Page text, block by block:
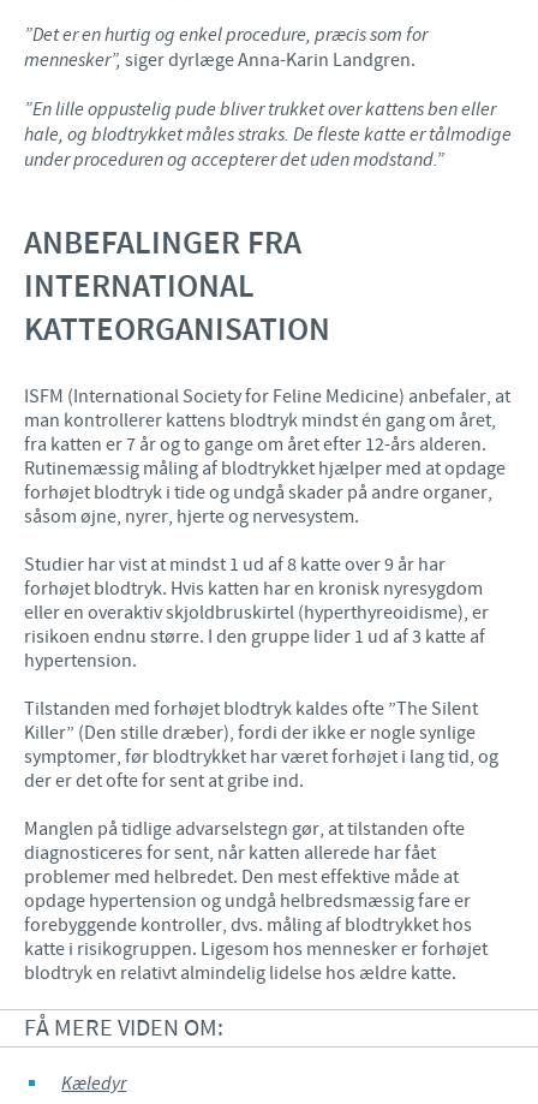
”Det er en hurtig og enkel procedure, præcis som for
mennesker”, siger dyrlæge Anna-Karin Landgren.
”En lille oppustelig pude bliver trukket over kattens ben eller
hale, og blodtrykket måles straks. De fleste katte er tålmodige
under proceduren og accepterer det uden modstand.”
ANBEFALINGER FRA
INTERNATIONAL
KATTEORGANISATION
ISFM (International Society for Feline Medicine) anbefaler, at
man kontrollerer kattens blodtryk mindst én gang om året,
fra katten er 7 år og to gange om året efter 12-års alderen.
Rutinemæssig måling af blodtrykket hjælper med at opdage
forhøjet blodtryk i tide og undgå skader på andre organer,
såsom øjne, nyrer, hjerte og nervesystem.
Studier har vist at mindst 1 ud af 8 katte over 9 år har
forhøjet blodtryk. Hvis katten har en kronisk nyresygdom
eller en overaktiv skjoldbruskirtel (hyperthyreoidisme), er
risikoen endnu større. I den gruppe lider 1 ud af 3 katte af
hypertension.
Tilstanden med forhøjet blodtryk kaldes ofte ”The Silent
Killer” (Den stille dræber), fordi der ikke er nogle synlige
symptomer, før blodtrykket har været forhøjet i lang tid, og
der er det ofte for sent at gribe ind.
Manglen på tidlige advarselstegn gør, at tilstanden ofte
diagnosticeres for sent, når katten allerede har fået
problemer med helbredet. Den mest effektive måde at
opdage hypertension og undgå helbredsmæssig fare er
forebyggende kontroller, dvs. måling af blodtrykket hos
katte i risikogruppen. Ligesom hos mennesker er forhøjet
blodtryk en relativt almindelig lidelse hos ældre katte.
FÅ MERE VIDEN OM:
Kæledyr